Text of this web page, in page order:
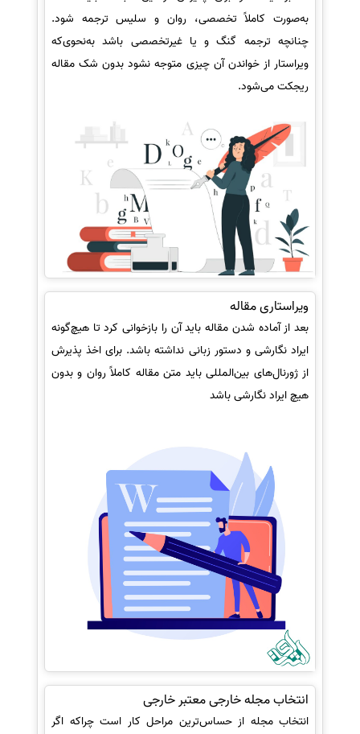
به‌صورت کاملاً تخصصی، روان و سلیس ترجمه شود.
چنانچه ترجمه گنگ و یا غیرتخصصی باشد به‌نحوی‌که
ویراستار از خواندن آن چیزی متوجه نشود بدون شک مقاله
ریجکت می‌شود.
ویراستاری مقاله
بعد از آماده شدن مقاله باید آن را بازخوانی کرد تا هیچ‌گونه
ایراد نگارشی و دستور زبانی نداشته باشد. برای اخذ پذیرش
از ژورنال‌های بین‌المللی باید متن مقاله کاملاً روان و بدون
هیچ ایراد نگارشی باشد
انتخاب مجله خارجی معتبر خارجی
انتخاب مجله از حساس‌ترین مراحل کار است چراکه اگر